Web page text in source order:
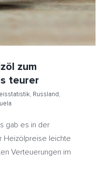
zum
teurer
, Russland,
gab es in der
Heizölpreise leichte
Verteuerungen im